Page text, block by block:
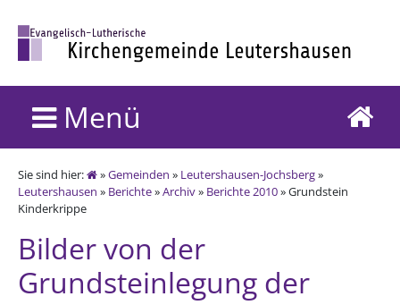
Menü
Sie sind hier: »Gemeinden » Leutershausen-Jochsberg»
Leutershausen » Berichte»Archiv» Berichte 2010» Grundstein
Kinderkrippe
Bilder von der
Grundsteinlegung der